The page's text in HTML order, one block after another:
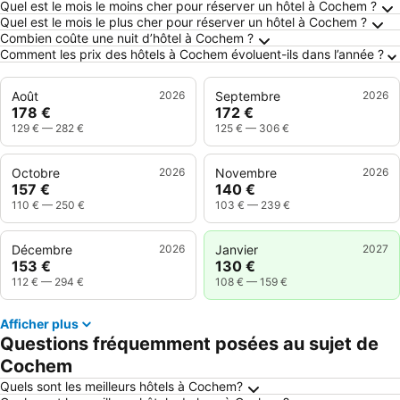
Questions fréquemment posées au sujet de
Quel est le mois le moins cher pour réserver un hôtel à Cochem ?
Quel est le mois le plus cher pour réserver un hôtel à Cochem ?
Combien coûte une nuit d’hôtel à Cochem ?
Comment les prix des hôtels à Cochem évoluent-ils dans l’année ?
Août 2026
178 €
129 € — 282 €
Septembre 2026
172 €
125 € — 306 €
Octobre 2026
157 €
110 € — 250 €
Novembre 2026
140 €
103 € — 239 €
Décembre 2026
153 €
112 € — 294 €
Janvier 2027
130 €
108 € — 159 €
Afficher plus
Questions fréquemment posées au sujet de
Cochem
Quels sont les meilleurs hôtels à Cochem?